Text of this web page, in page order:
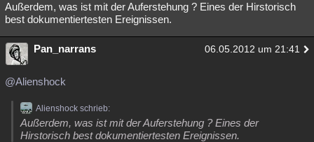
Außerdem, was ist mit der Auferstehung ? Eines der Hirstorisch
best dokumentiertesten Ereignissen.
Pan_narrans 06.05.2012 um 21:41
@Alienshock
Alienshock schrieb:
Außerdem, was ist mit der Auferstehung ? Eines der
Hirstorisch best dokumentiertesten Ereignissen.